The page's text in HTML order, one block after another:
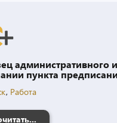
административного
пункта
, Работа